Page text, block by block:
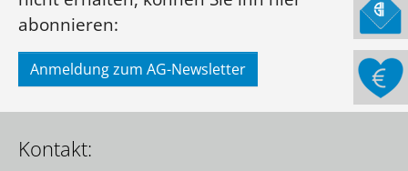
abonnieren:
Anmeldung zum AG-Newsletter
Kontakt: